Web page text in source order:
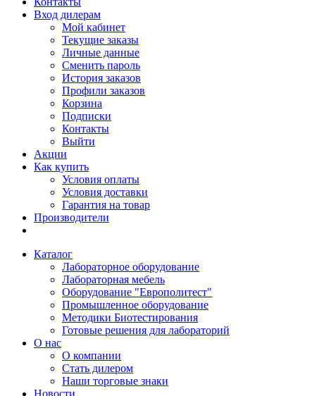
Вход дилерам
Мой кабинет
Текущие заказы
Личные данные
Сменить пароль
История заказов
Профили заказов
Корзина
Подписки
Контакты
Выйти
Акции
Как купить
Условия оплаты
Условия доставки
Гарантия на товар
Производители
Каталог
Лабораторное оборудование
Лабораторная мебель
Оборудование "Европолитест"
Промышленное оборудование
Методики Биотестирования
Готовые решения для лабораторий
О нас
О компании
Стать дилером
Наши торговые знаки
Новости